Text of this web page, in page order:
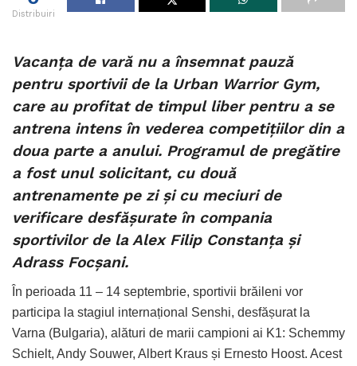
Distribuiri
Vacanța de vară nu a însemnat pauză
pentru sportivii de la Urban Warrior Gym,
care au profitat de timpul liber pentru a se
antrena intens în vederea competițiilor din a
doua parte a anului. Programul de pregătire
a fost unul solicitant, cu două
antrenamente pe zi și cu meciuri de
verificare desfășurate în compania
sportivilor de la Alex Filip Constanța și
Adrass Focșani.
În perioada 11 – 14 septembrie, sportivii brăileni vor
participa la stagiul internațional Senshi, desfășurat la
Varna (Bulgaria), alături de marii campioni ai K1: Schemmy
Schielt, Andy Souwer, Albert Kraus și Ernesto Hoost. Acest